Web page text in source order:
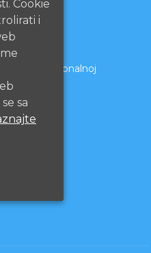
o funkcionalnoj
Cookie
i
sa